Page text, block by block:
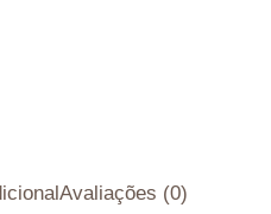
Avaliações (0)